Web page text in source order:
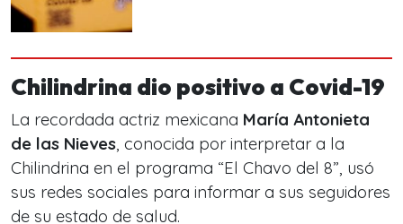
Chilindrina dio positivo a Covid-19
La recordada actriz mexicana María Antonieta
de las Nieves, conocida por interpretar a la
Chilindrina en el programa “El Chavo del 8”, usó
sus redes sociales para informar a sus seguidores
de su estado de salud.